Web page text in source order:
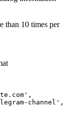
than 10 times per
channel',